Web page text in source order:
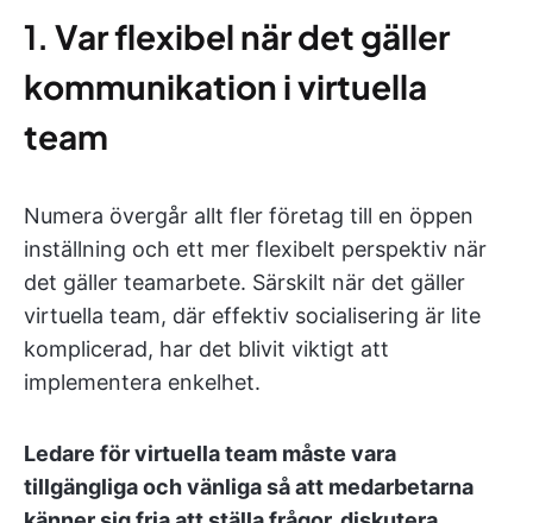
1. Var flexibel när det gäller
kommunikation i virtuella
team
Numera övergår allt fler företag till en öppen
inställning och ett mer flexibelt perspektiv när
det gäller teamarbete. Särskilt när det gäller
virtuella team, där effektiv socialisering är lite
komplicerad, har det blivit viktigt att
implementera enkelhet.
Ledare för virtuella team måste vara
tillgängliga och vänliga så att medarbetarna